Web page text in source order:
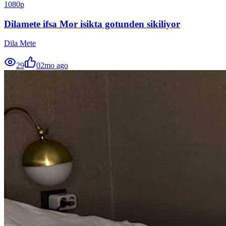
1080p
Dilamete ifsa Mor isikta gotunden sikiliyor
Dila Mete
29 02mo ago